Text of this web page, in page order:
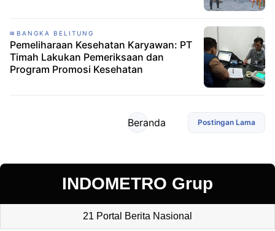
BANGKA BELITUNG
Pemeliharaan Kesehatan Karyawan: PT
Timah Lakukan Pemeriksaan dan
Program Promosi Kesehatan
Postingan Lama
Beranda
INDOMETRO Grup
21 Portal Berita Nasional